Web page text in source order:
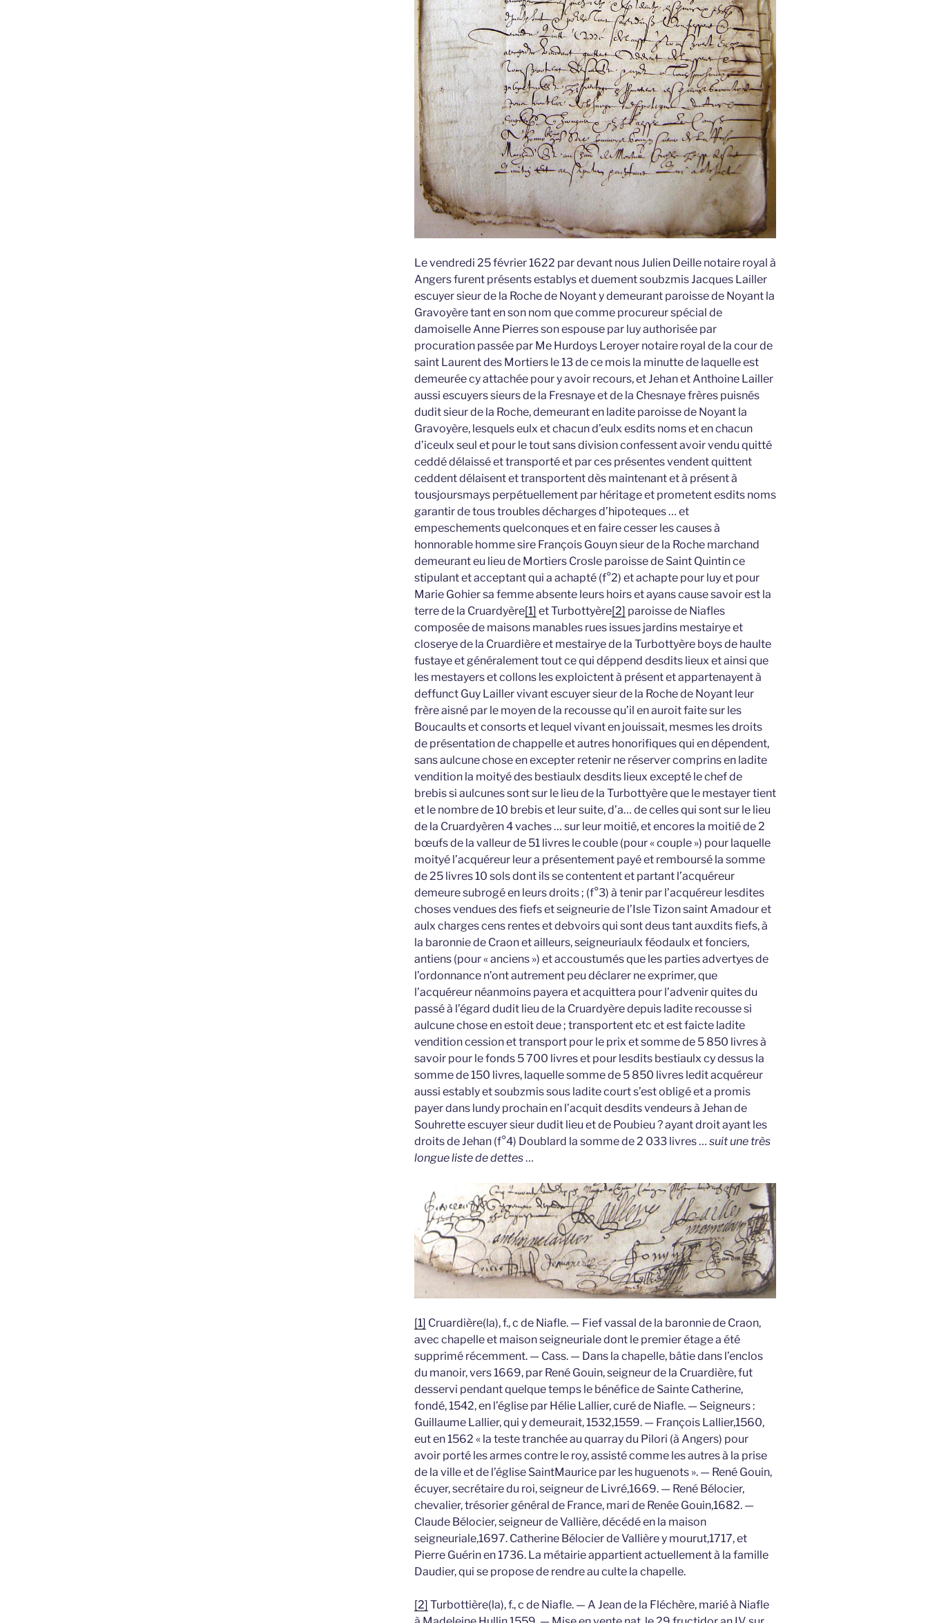
Le vendredi 25 février 1622 par devant nous Julien Deille notaire royal à
Angers furent présents establys et duement soubzmis Jacques Lailler
escuyer sieur de la Roche de Noyant y demeurant paroisse de Noyant la
Gravoyère tant en son nom que comme procureur spécial de
damoiselle Anne Pierres son espouse par luy authorisée par
procuration passée par Me Hurdoys Leroyer notaire royal de la cour de
saint Laurent des Mortiers le 13 de ce mois la minutte de laquelle est
demeurée cy attachée pour y avoir recours, et Jehan et Anthoine Lailler
aussi escuyers sieurs de la Fresnaye et de la Chesnaye frères puisnés
dudit sieur de la Roche, demeurant en ladite paroisse de Noyant la
Gravoyère, lesquels eulx et chacun d’eulx esdits noms et en chacun
d’iceulx seul et pour le tout sans division confessent avoir vendu quitté
ceddé délaissé et transporté et par ces présentes vendent quittent
ceddent délaisent et transportent dès maintenant et à présent à
tousjoursmays perpétuellement par héritage et prometent esdits noms
garantir de tous troubles décharges d’hipoteques … et
empeschements quelconques et en faire cesser les causes à
honnorable homme sire François Gouyn sieur de la Roche marchand
demeurant eu lieu de Mortiers Crosle paroisse de Saint Quintin ce
stipulant et acceptant qui a achapté (f°2) et achapte pour luy et pour
Marie Gohier sa femme absente leurs hoirs et ayans cause savoir est la
terre de la Cruardyère[1] et Turbottyère[2] paroisse de Niafles
composée de maisons manables rues issues jardins mestairye et
closerye de la Cruardière et mestairye de la Turbottyère boys de haulte
fustaye et généralement tout ce qui déppend desdits lieux et ainsi que
les mestayers et collons les exploictent à présent et appartenayent à
deffunct Guy Lailler vivant escuyer sieur de la Roche de Noyant leur
frère aisné par le moyen de la recousse qu’il en auroit faite sur les
Boucaults et consorts et lequel vivant en jouissait, mesmes les droits
de présentation de chappelle et autres honorifiques qui en dépendent,
sans aulcune chose en excepter retenir ne réserver comprins en ladite
vendition la moityé des bestiaulx desdits lieux excepté le chef de
brebis si aulcunes sont sur le lieu de la Turbottyère que le mestayer tient
et le nombre de 10 brebis et leur suite, d’a… de celles qui sont sur le lieu
de la Cruardyèren 4 vaches … sur leur moitié, et encores la moitié de 2
bœufs de la valleur de 51 livres le couble (pour « couple ») pour laquelle
moityé l’acquéreur leur a présentement payé et remboursé la somme
de 25 livres 10 sols dont ils se contentent et partant l’acquéreur
demeure subrogé en leurs droits ; (f°3) à tenir par l’acquéreur lesdites
choses vendues des fiefs et seigneurie de l’Isle Tizon saint Amadour et
aulx charges cens rentes et debvoirs qui sont deus tant auxdits fiefs, à
la baronnie de Craon et ailleurs, seigneuriaulx féodaulx et fonciers,
antiens (pour « anciens ») et accoustumés que les parties advertyes de
l’ordonnance n’ont autrement peu déclarer ne exprimer, que
l’acquéreur néanmoins payera et acquittera pour l’advenir quites du
passé à l’égard dudit lieu de la Cruardyère depuis ladite recousse si
aulcune chose en estoit deue ; transportent etc et est faicte ladite
vendition cession et transport pour le prix et somme de 5 850 livres à
savoir pour le fonds 5 700 livres et pour lesdits bestiaulx cy dessus la
somme de 150 livres, laquelle somme de 5 850 livres ledit acquéreur
aussi estably et soubzmis sous ladite court s’est obligé et a promis
payer dans lundy prochain en l’acquit desdits vendeurs à Jehan de
Souhrette escuyer sieur dudit lieu et de Poubieu ? ayant droit ayant les
droits de Jehan (f°4) Doublard la somme de 2 033 livres … suit une très
longue liste de dettes…
[1] Cruardière(la), f., c de Niafle. — Fief vassal de la baronnie de Craon,
avec chapelle et maison seigneuriale dont le premier étage a été
supprimé récemment. — Cass. — Dans la chapelle, bâtie dans l’enclos
du manoir, vers 1669, par René Gouin, seigneur de la Cruardière, fut
desservi pendant quelque temps le bénéfice de Sainte Catherine,
fondé, 1542, en l’église par Hélie Lallier, curé de Niafle. — Seigneurs :
Guillaume Lallier, qui y demeurait, 1532,1559. — François Lallier,1560,
eut en 1562 « la teste tranchée au quarray du Pilori (à Angers) pour
avoir porté les armes contre le roy, assisté comme les autres à la prise
de la ville et de l’église SaintMaurice par les huguenots ». — René Gouin,
écuyer, secrétaire du roi, seigneur de Livré,1669. — René Bélocier,
chevalier, trésorier général de France, mari de Renée Gouin,1682. —
Claude Bélocier, seigneur de Vallière, décédé en la maison
seigneuriale,1697. Catherine Bélocier de Vallière y mourut,1717, et
Pierre Guérin en 1736. La métairie appartient actuellement à la famille
Daudier, qui se propose de rendre au culte la chapelle.
[2] Turbottière(la), f., c de Niafle. — A Jean de la Fléchère, marié à Niafle